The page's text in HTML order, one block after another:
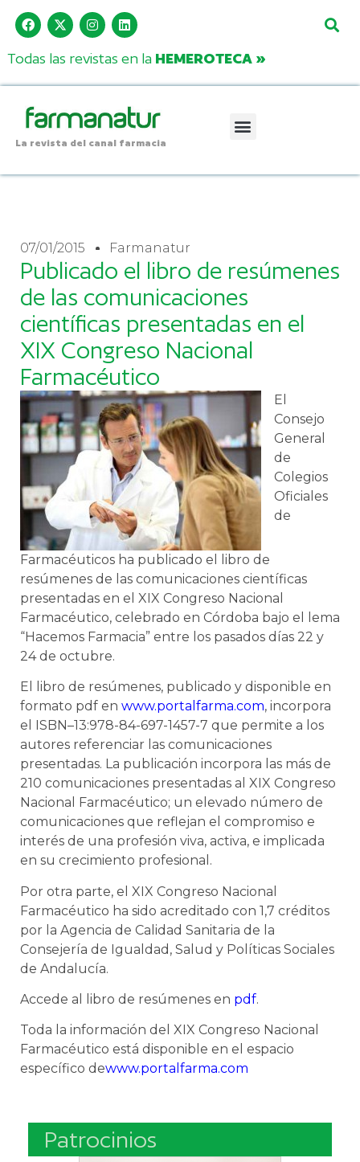
Todas las revistas en la HEMEROTECA »
La revista del canal farmacia
07/01/2015 Farmanatur
Publicado el libro de resúmenes
de las comunicaciones
científicas presentadas en el
XIX Congreso Nacional
Farmacéutico
El
Consejo
General
de
Colegios
Oficiales
de
Farmacéuticos ha publicado el libro de
resúmenes de las comunicaciones científicas
presentadas en el XIX Congreso Nacional
Farmacéutico, celebrado en Córdoba bajo el lema
“Hacemos Farmacia” entre los pasados días 22 y
24 de octubre.
El libro de resúmenes, publicado y disponible en
formato pdf en www.portalfarma.com, incorpora
el ISBN–13:978-84-697-1457-7 que permite a los
autores referenciar las comunicaciones
presentadas. La publicación incorpora las más de
210 comunicaciones presentadas al XIX Congreso
Nacional Farmacéutico; un elevado número de
comunicaciones que reflejan el compromiso e
interés de una profesión viva, activa, e implicada
en su crecimiento profesional.
Por otra parte, el XIX Congreso Nacional
Farmacéutico ha sido acreditado con 1,7 créditos
por la Agencia de Calidad Sanitaria de la
Consejería de Igualdad, Salud y Políticas Sociales
de Andalucía.
Accede al libro de resúmenes en pdf.
Toda la información del XIX Congreso Nacional
Farmacéutico está disponible en el espacio
específico dewww.portalfarma.com
Patrocinios